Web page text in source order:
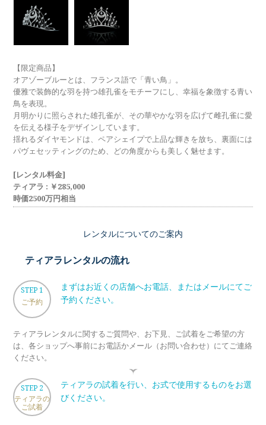
ブライダルリングへの想い
パーフェクトフィットカウンセリング
プロフェッショナルズ
メモリアルアルバム
シークレットストーン
レーザー刻印サービス
ナノジュエリーコート
永久保証サービス
セミ・フルオーダー
ニュース・フェア
店舗のご案内
よくあるご質問
リングコラム
【限定商品】
オアゾーブルーとは、フランス語で「青い鳥」。
優雅で装飾的な羽を持つ雄孔雀をモチーフにし、幸福を象徴する青い
鳥を表現。
月明かりに照らされた雄孔雀が、その華やかな羽を広げて雌孔雀に愛
を伝える様子をデザインしています。
揺れるダイヤモンドは、ペアシェイプで上品な輝きを放ち、裏面には
パヴェセッティングのため、どの角度からも美しく魅せます。
[レンタル料金]
ティアラ : ￥285,000
時価2500万円相当
レンタルについてのご案内
ティアラレンタルの流れ
STEP 1
ご予約
まずはお近くの店舗へお電話、またはメールにてご
予約ください。
ティアラレンタルに関するご質問や、お下見、ご試着をご希望の方
は、各ショップへ事前にお電話かメール（お問い合わせ）にてご連絡
ください。
STEP 2
ティアラの
ご試着
ティアラの試着を行い、お式で使用するものをお選
びください。